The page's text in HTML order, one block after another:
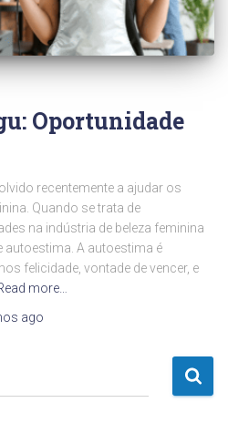
Oportunidade
recentemente a ajudar os
Quando se trata de
na indústria de beleza feminina
autoestima. A autoestima é
felicidade, vontade de vencer, e
more…
ago